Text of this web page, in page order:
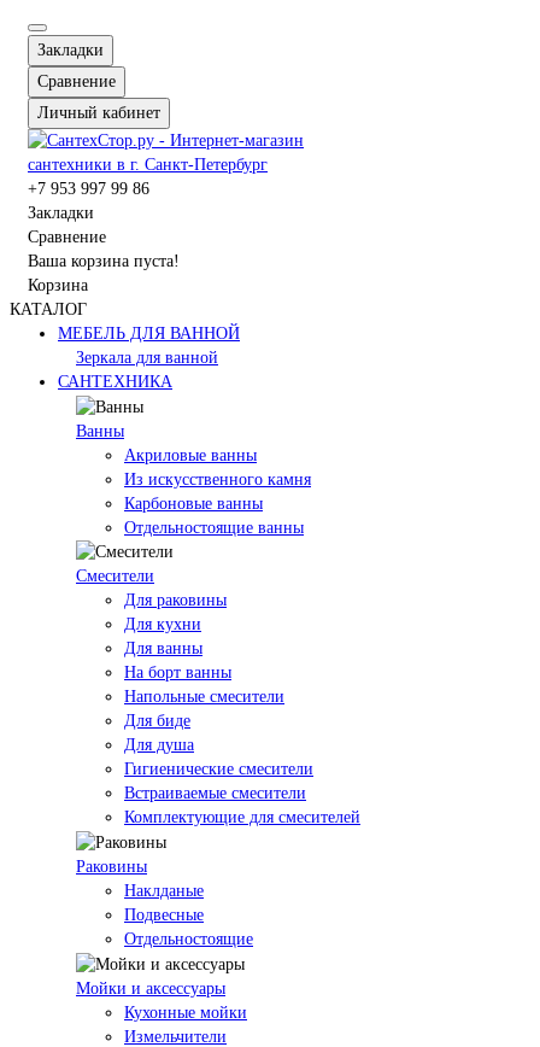
Закладки
Сравнение
Личный кабинет
+7 953 997 99 86
Закладки
Сравнение
Ваша корзина пуста!
Корзина
КАТАЛОГ
МЕБЕЛЬ ДЛЯ ВАННОЙ
Зеркала для ванной
САНТЕХНИКА
Ванны
Акриловые ванны
Из искусственного камня
Карбоновые ванны
Отдельностоящие ванны
Смесители
Для раковины
Для кухни
Для ванны
На борт ванны
Напольные смесители
Для биде
Для душа
Гигиенические смесители
Встраиваемые смесители
Комплектующие для смесителей
Раковины
Наклданые
Подвесные
Отдельностоящие
Мойки и аксессуары
Кухонные мойки
Измельчители